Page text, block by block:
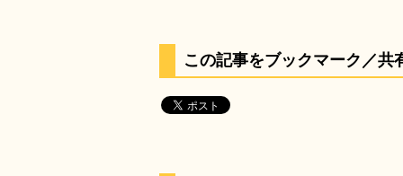
この記事をブックマーク／共